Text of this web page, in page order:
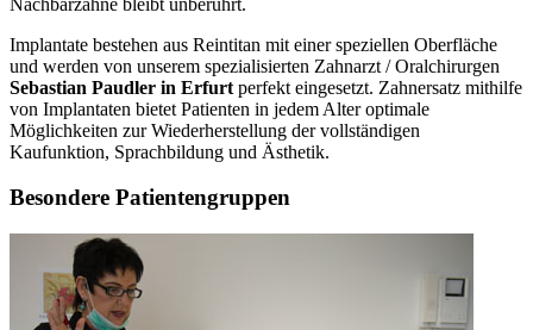
Implantate bestehen aus Reintitan mit einer speziellen Oberfläche
und werden von unserem spezialisierten Zahnarzt / Oralchirurgen
Sebastian Paudler in Erfurt perfekt eingesetzt. Zahnersatz mithilfe
von Implantaten bietet Patienten in jedem Alter optimale
Möglichkeiten zur Wiederherstellung der vollständigen
Kaufunktion, Sprachbildung und Ästhetik.
Besondere Patientengruppen